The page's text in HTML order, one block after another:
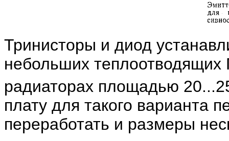
Тринисторы и диод
небольших
радиаторах площадью
плату для такого варианта
переработать и размеры